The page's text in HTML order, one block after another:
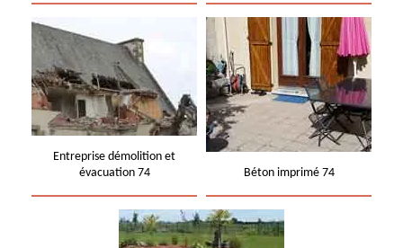
Entreprise démolition et
évacuation 74
Béton imprimé 74